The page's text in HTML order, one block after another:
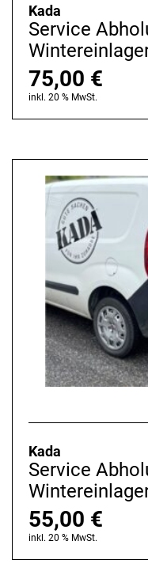
Kada
Service
75,00 €
inkl. 20 % MwSt.
Kada
Service
55,00 €
inkl. 20 % MwSt.